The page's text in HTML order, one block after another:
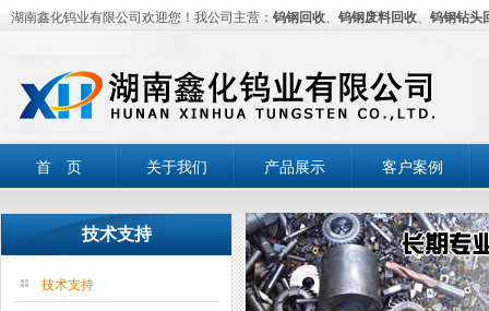
湖南鑫化钨业有限公司欢迎您！我公司主营： 钨钢回收、 钨钢废料回收、 钨钢钻头
首 页 关于我们 产品展示 客户案例
技术支持
技术支持